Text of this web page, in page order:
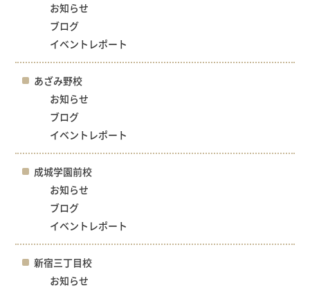
お知らせ
ブログ
イベントレポート
あざみ野校
お知らせ
ブログ
イベントレポート
成城学園前校
お知らせ
ブログ
イベントレポート
新宿三丁目校
お知らせ